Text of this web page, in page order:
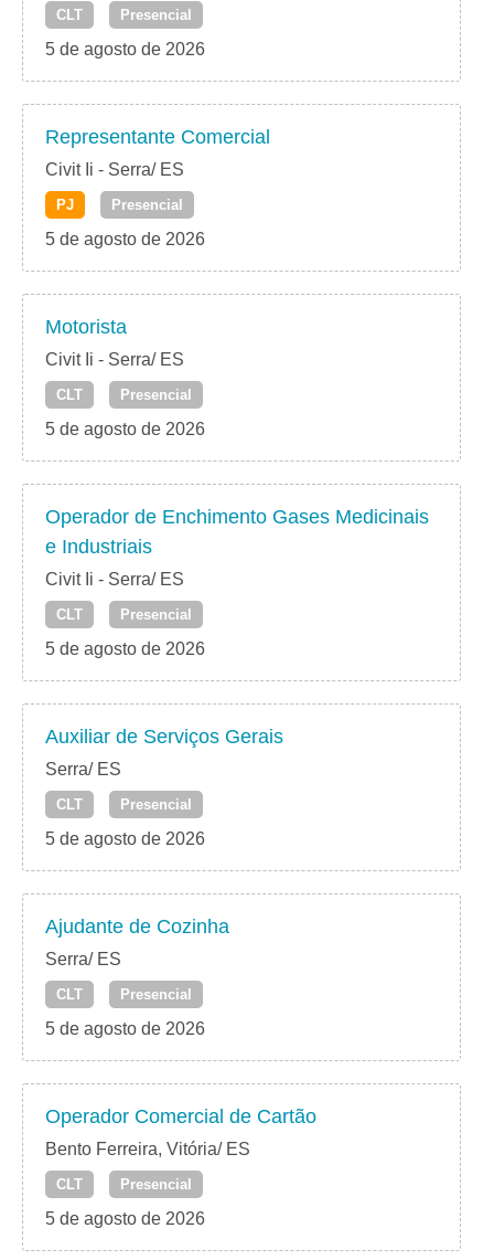
CLT Presencial
5 de agosto de 2026
Representante Comercial
Civit Ii - Serra/ ES
PJ Presencial
5 de agosto de 2026
Motorista
Civit Ii - Serra/ ES
CLT Presencial
5 de agosto de 2026
Operador de Enchimento Gases Medicinais
e Industriais
Civit Ii - Serra/ ES
CLT Presencial
5 de agosto de 2026
Auxiliar de Serviços Gerais
Serra/ ES
CLT Presencial
5 de agosto de 2026
Ajudante de Cozinha
Serra/ ES
CLT Presencial
5 de agosto de 2026
Operador Comercial de Cartão
Bento Ferreira, Vitória/ ES
CLT Presencial
5 de agosto de 2026